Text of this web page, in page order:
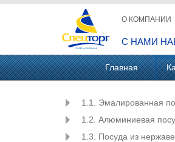
О КОМПАНИИ
С НАМИ
Главная
1.1. Эмалированная
1.2. Алюминиевая
1.3. Посуда из